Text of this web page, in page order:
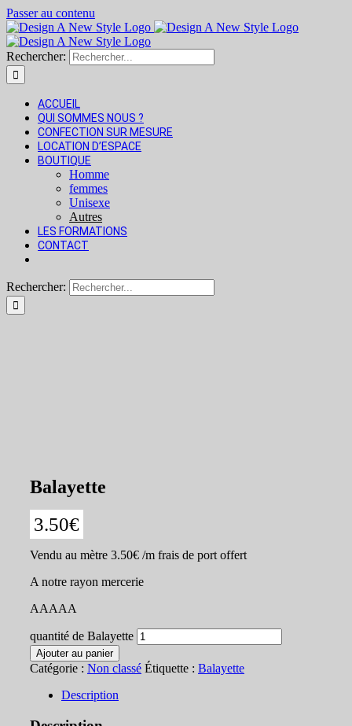
Passer au contenu
Rechercher:
ACCUEIL
QUI SOMMES NOUS ?
CONFECTION SUR MESURE
LOCATION D’ESPACE
BOUTIQUE
Homme
femmes
Unisexe
Autres
LES FORMATIONS
CONTACT
Rechercher:
Balayette
3.50€
Vendu au mètre 3.50€ /m frais de port offert
A notre rayon mercerie
AAAAA
quantité de Balayette
Ajouter au panier
Catégorie : Non classé Étiquette : Balayette
Description